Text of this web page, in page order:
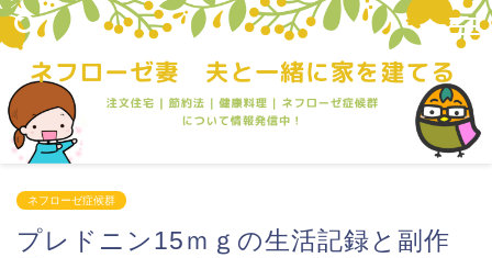
ネフローゼ症候群
プレドニン15ｍｇの生活記録と副作